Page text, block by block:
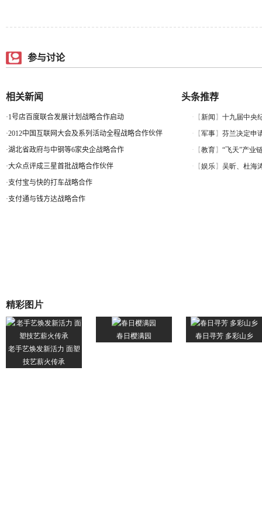
参与讨论
相关新闻
·1号店百度联合发展计划战略合作启动
·2012中国互联网大会及系列活动全程战略合作伙伴
·湖北省政府与中钢等6家央企战略合作
·大众点评成三星首批战略合作伙伴
·支付宝与快的打车战略合作
·支付通与钱方达战略合作
头条推荐